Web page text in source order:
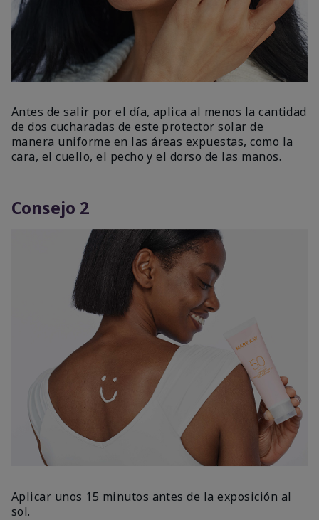
Antes de salir por el día, aplica al menos la cantidad
de dos cucharadas de este protector solar de
manera uniforme en las áreas expuestas, como la
cara, el cuello, el pecho y el dorso de las manos.
Consejo 2
Aplicar unos 15 minutos antes de la exposición al
sol.